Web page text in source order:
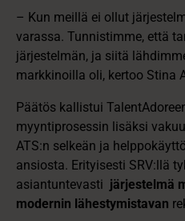
– Kun meillä ei ollut
varassa. Tunnistimme, että
järjestelmän, ja siitä
markkinoilla oli, kertoo Stina
Päätös kallistui
myyntiprosessin lisäksi
ATS:n selkeän ja
ansiosta. Erityisesti SRV:llä
asiantuntevasti järjestelmä
modernin lähestymistavan